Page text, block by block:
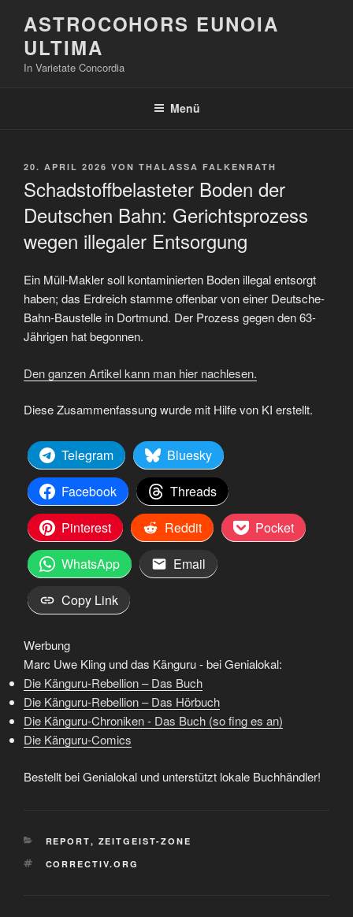
Inhalt
springen
ASTROCOHORS EUNOIA
ULTIMA
In Varietate Concordia
Menü
VERÖFFENTLICHT
20. APRIL 2026 VON THALASSA FALKENRATH
Schadstoffbelasteter Boden der
Deutschen Bahn: Gerichtsprozess
wegen illegaler Entsorgung
Ein Müll-Makler soll kontaminierten Boden illegal entsorgt
haben; das Erdreich stamme offenbar von einer Deutsche-
Bahn-Baustelle in Dortmund. Der Prozess gegen den 63-
Jährigen hat begonnen.
Den ganzen Artikel kann man hier nachlesen.
Diese Zusammenfassung wurde mit Hilfe von KI erstellt.
Telegram
Bluesky
Facebook
Threads
Pinterest
Reddit
Pocket
WhatsApp
Email
Copy Link
Werbung
Marc Uwe Kling und das Känguru - bei Genialokal:
Die Känguru-Rebellion – Das Buch
Die Känguru-Rebellion – Das Hörbuch
Die Känguru-Chroniken - Das Buch (so fing es an)
Die Känguru-Comics
Bestellt bei Genialokal und unterstützt lokale Buchhändler!
KATEGORIEN
REPORT, ZEITGEIST-ZONE
SCHLAGWÖRTER
CORRECTIV.ORG